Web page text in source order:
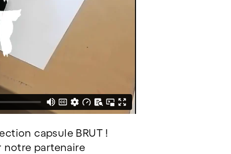
capsule BRUT !
notre partenaire